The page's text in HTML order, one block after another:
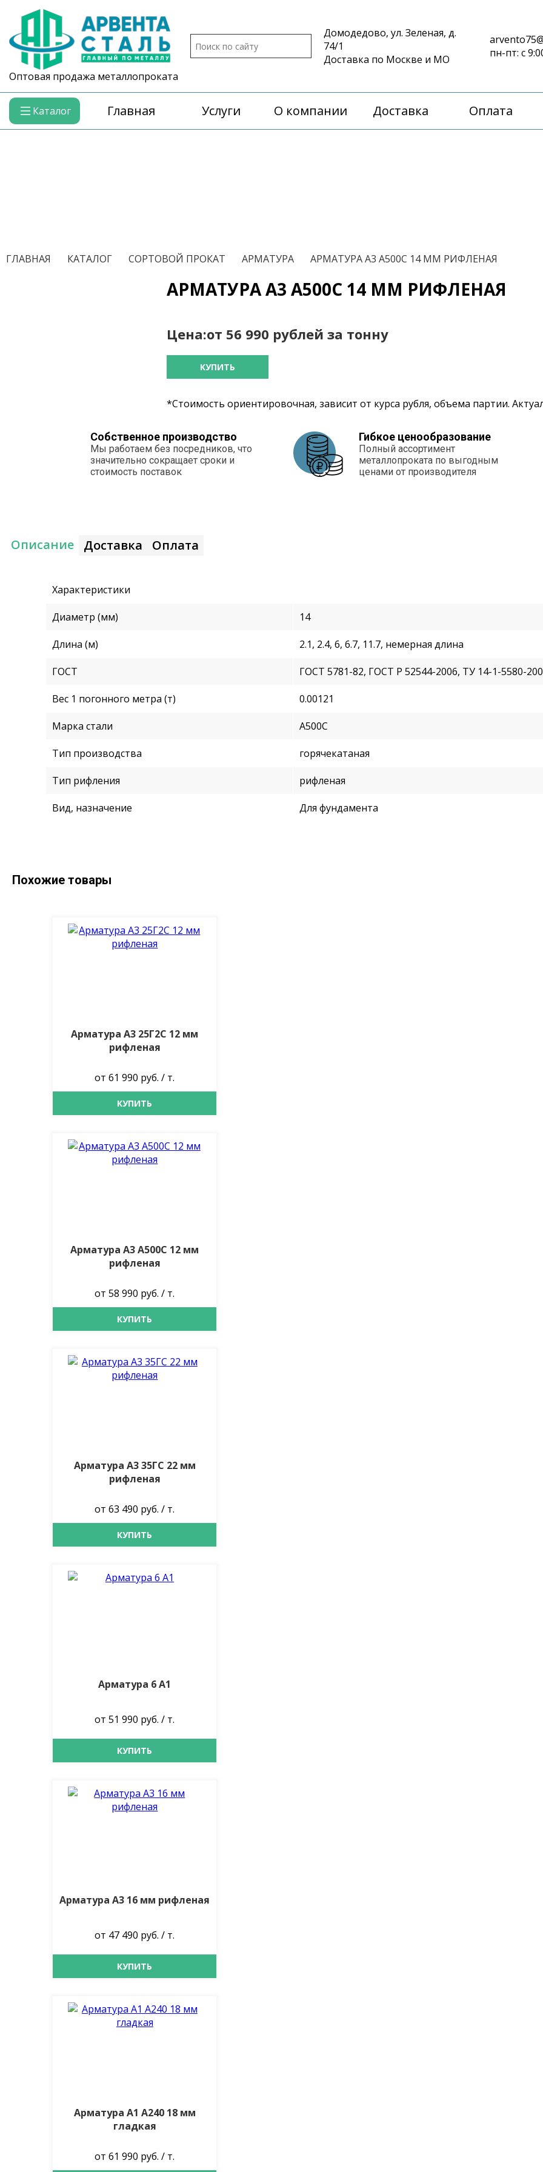
Оптовая продажа металлопроката
Домодедово, ул. Зеленая, д.
74/1
Доставка по Москве и МО
пн-пт: с
Каталог Главная Услуги О компании Доставка Оплата
ГЛАВНАЯ КАТАЛОГ СОРТОВОЙ ПРОКАТ АРМАТУРА АРМАТУРА А3 А500С 14 ММ РИФЛЕНАЯ
АРМАТУРА А3 А500С 14 ММ РИФЛЕНАЯ
Цена:от 56 990 рублей за тонну
КУПИТЬ
*Стоимость ориентировочная, зависит от курса рубля, объема партии.
Собственное производство
Мы работаем без посредников, что
значительно сокращает сроки и
стоимость поставок
Гибкое ценообразование
Полный ассортимент
металлопроката по выгодным
ценами от производителя
Описание Доставка Оплата
Характеристики
Диаметр (мм) 14
Длина (м) 2.1, 2.4, 6, 6.7, 11.7, немерная длина
ГОСТ ГОСТ 5781-82, ГОСТ Р 52544-2006, ТУ 14-1-5580-
Вес 1 погонного метра (т) 0.00121
Марка стали А500С
Тип производства горячекатаная
Тип рифления рифленая
Вид, назначение Для фундамента
Похожие товары
Арматура А3 25Г2С 12 мм
рифленая
от 61 990 руб. / т.
КУПИТЬ
Арматура А3 А500С 12 мм
рифленая
от 58 990 руб. / т.
КУПИТЬ
Арматура А3 35ГС 22 мм
рифленая
от 63 490 руб. / т.
КУПИТЬ
Арматура 6 А1
от 51 990 руб. / т.
КУПИТЬ
Арматура А3 16 мм рифленая
от 47 490 руб. / т.
КУПИТЬ
Арматура А1 А240 18 мм
гладкая
от 61 990 руб. / т.